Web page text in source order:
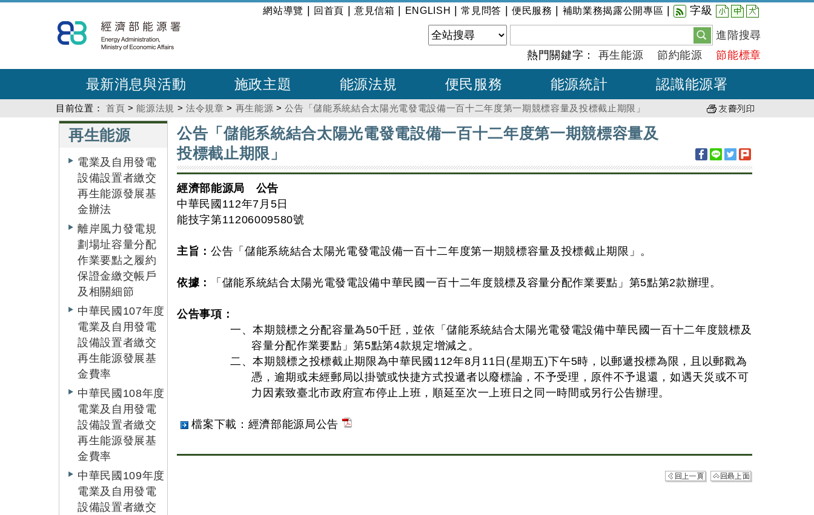
到
主
內
:::
網站導覽 回首頁 意見信箱 ENGLISH |常見問答 便民服務 補助業務揭露公開專區 字級 小 中 大
進階搜尋
熱門關鍵字： 再生能源 節約能源 節能標章
最新消息與活動 施政主題 能源法規 便民服務 能源統計 認識能源署
目前位置： 首頁 >能源法規 >法令規章 > 再生能源 >公告「儲能系統結合太陽光電發電設備一百十二年度第一期競標容量及投標截止期限」
再生能源
電業及自用發電
設備設置者繳交
再生能源發展基
金辦法
離岸風力發電規
劃場址容量分配
作業要點之履約
保證金繳交帳戶
及相關細節
中華民國107年度
電業及自用發電
設備設置者繳交
再生能源發展基
金費率
中華民國108年度
電業及自用發電
設備設置者繳交
再生能源發展基
金費率
中華民國109年度
電業及自用發電
設備設置者繳交
:::
公告「儲能系統結合太陽光電發電設備一百十二年度第一期競標容量及
投標截止期限」
經濟部能源局 公告
中華民國112年7月5日
能技字第11206009580號
主旨： 公告「儲能系統結合太陽光電發電設備一百十二年度第一期競標容量及投標截止期限」。
依據： 「儲能系統結合太陽光電發電設備中華民國一百十二年度競標及容量分配作業要點」第5點第2款辦理。
公告事項：
一、本期競標之分配容量為50千瓩，並依「儲能系統結合太陽光電發電設備中華民國一百十二年度競標及
容量分配作業要點」第5點第4款規定增減之。
二、本期競標之投標截止期限為中華民國112年8月11日(星期五)下午5時，以郵遞投標為限，且以郵戳為
憑，逾期或未經郵局以掛號或快捷方式投遞者以廢標論，不予受理，原件不予退還，如遇天災或不可
力因素致臺北市政府宣布停止上班，順延至次一上班日之同一時間或另行公告辦理。
檔案下載：經濟部能源局公告